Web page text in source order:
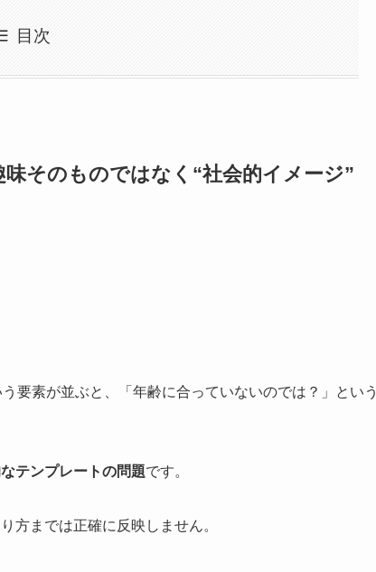
目次
そのものではなく“社会的イメージ”
要素が並ぶと、「年齢に合っていないのでは？」という
テンプレートの問題です。
方までは正確に反映しません。